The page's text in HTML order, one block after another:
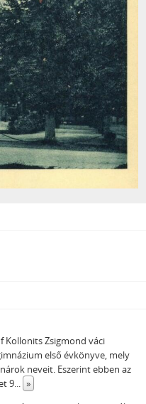
Kollonits Zsigmond váci
első évkönyve, mely
neveit. Eszerint ebben az
9... »